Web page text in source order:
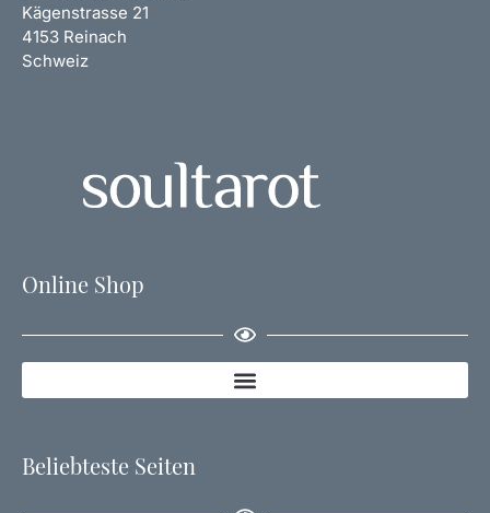
Kägenstrasse 21
4153 Reinach
Schweiz
Online Shop
Beliebteste Seiten